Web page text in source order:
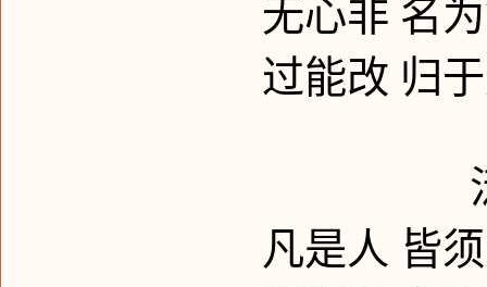
无心非 名
过能改 归
凡是人 皆